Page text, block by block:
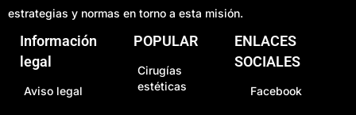
estrategias y normas en torno a esta misión.
Información
legal
Aviso legal
POPULAR
Cirugías
estéticas
ENLACES
SOCIALES
Facebook